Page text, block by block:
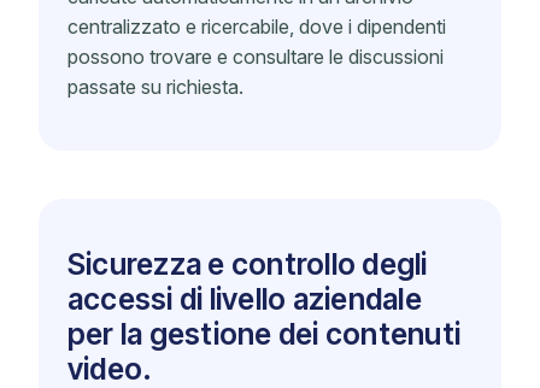
centralizzato e ricercabile, dove i dipendenti
possono trovare e consultare le discussioni
passate su richiesta.
Sicurezza e controllo degli
accessi di livello aziendale
per la gestione dei contenuti
video.